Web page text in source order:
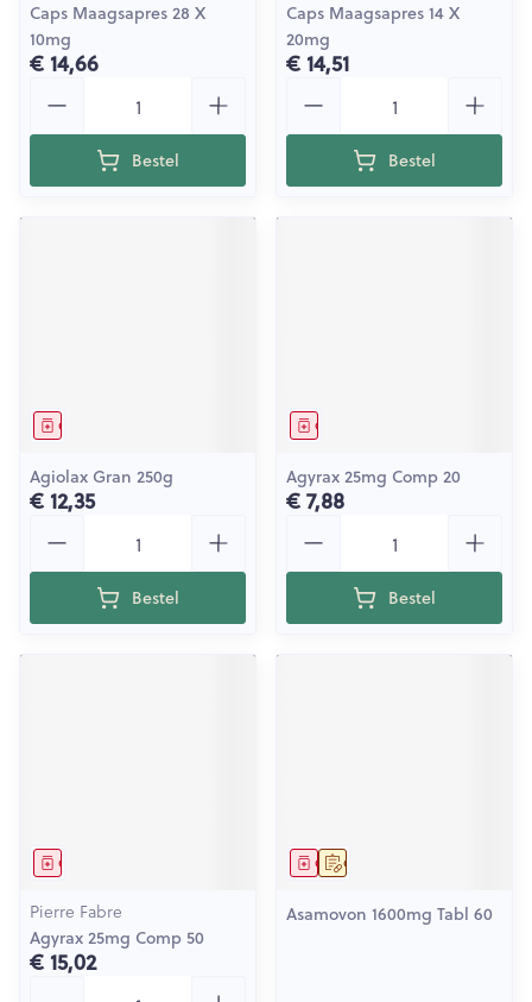
Caps Maagsapres 28 X
10mg
€ 14,66
Bestel
Caps Maagsapres 14 X
20mg
€ 14,51
Bestel
Geneesmiddel
Agiolax Gran 250g
€ 12,35
Bestel
Geneesmiddel
Agyrax 25mg Comp 20
€ 7,88
Bestel
Geneesmiddel
Pierre Fabre
Agyrax 25mg Comp 50
€ 15,02
Op voorschrift
Geneesmiddel
Asamovon 1600mg Tabl 60